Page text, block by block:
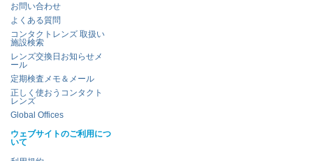
お問い合わせ
よくある質問
コンタクトレンズ 取扱い
施設検索
レンズ交換日お知らせメ
ール
定期検査メモ＆メール
正しく使おうコンタクト
レンズ
Global Offices
ウェブサイトのご利用につ
いて